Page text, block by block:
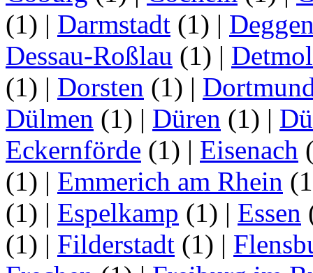
(1) | Darmstadt (1) |
Dessau-Roßlau (1) |
(1) | Dorsten (1) |
Dülmen (1) | Düren (1) |
Eckernförde (1) | Eisenach
(1) | Emmerich am Rhein
(1) | Espelkamp (1) | Essen
(1) | Filderstadt (1) |